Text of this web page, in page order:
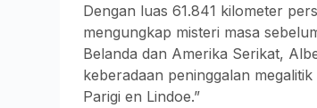
Dengan luas 61.841 kilometer
mengungkap misteri masa
Belanda dan Amerika Serikat,
keberadaan peninggalan
Parigi en Lindoe.”